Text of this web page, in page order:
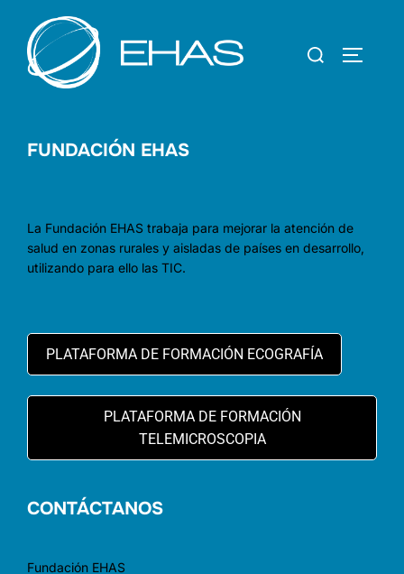
FUNDACIÓN EHAS
La Fundación EHAS trabaja para mejorar la atención de
salud en zonas rurales y aisladas de países en desarrollo,
utilizando para ello las TIC.
PLATAFORMA DE FORMACIÓN ECOGRAFÍA
PLATAFORMA DE FORMACIÓN
TELEMICROSCOPIA
CONTÁCTANOS
Fundación EHAS